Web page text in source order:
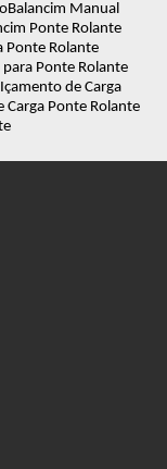
Balancim Manual
Ponte Rolante
Ponte Rolante
para Ponte Rolante
de Carga
Carga Ponte Rolante